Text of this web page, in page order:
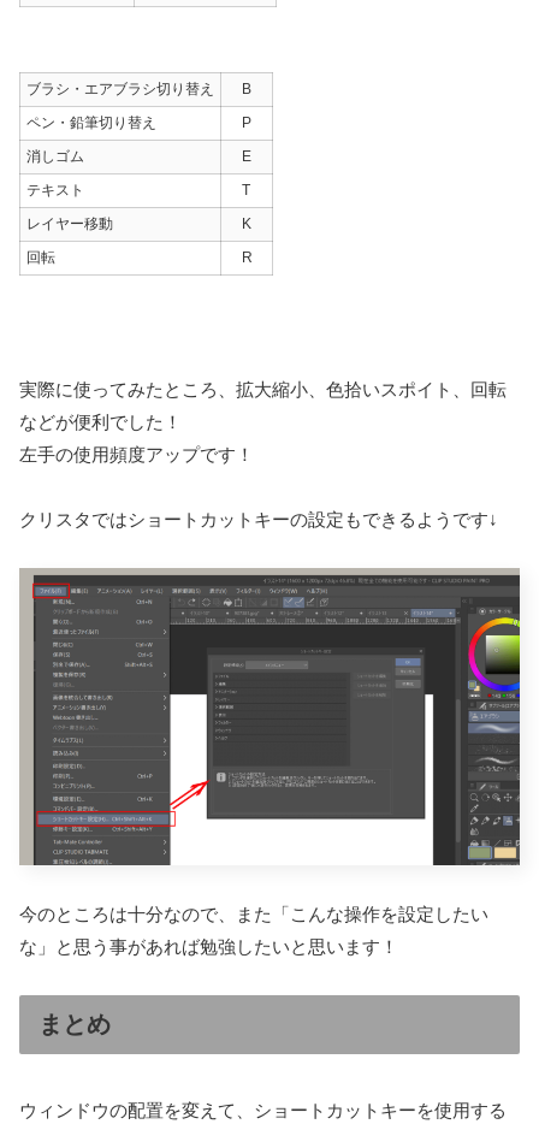
ブラシ・エアブラシ切り替え
B
ペン・鉛筆切り替え
P
消しゴム
E
テキスト
T
レイヤー移動
K
回転
R
実際に使ってみたところ、拡大縮小、色拾いスポイト、回転
などが便利でした！
左手の使用頻度アップです！
クリスタではショートカットキーの設定もできるようです↓
今のところは十分なので、また「こんな操作を設定したい
な」と思う事があれば勉強したいと思います！
まとめ
ウィンドウの配置を変えて、ショートカットキーを使用する